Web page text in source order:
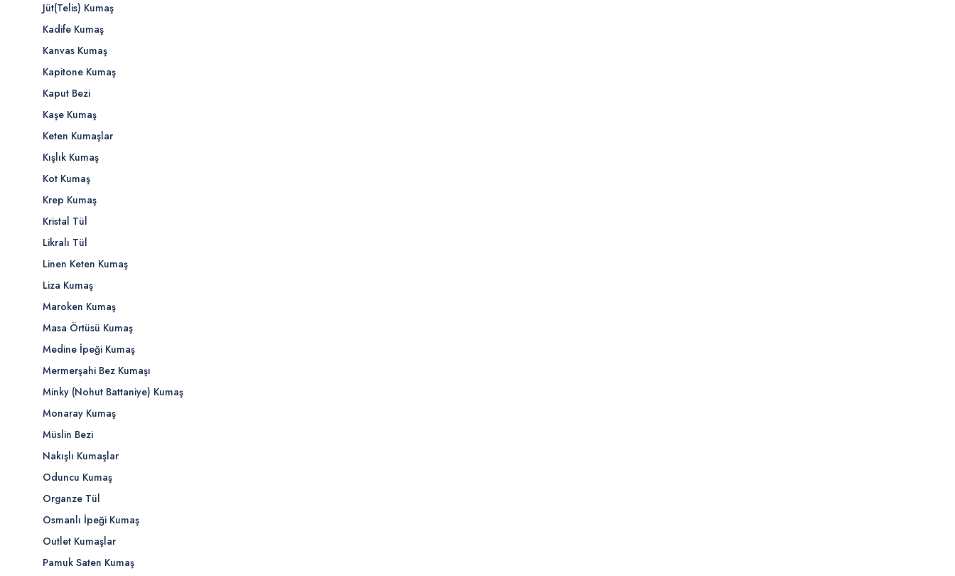
Jüt(Telis) Kumaş
Kadife Kumaş
Kanvas Kumaş
Kapitone Kumaş
Kaput Bezi
Kaşe Kumaş
Keten Kumaşlar
Kışlık Kumaş
Kot Kumaş
Krep Kumaş
Kristal Tül
Likralı Tül
Linen Keten Kumaş
Liza Kumaş
Maroken Kumaş
Masa Örtüsü Kumaş
Medine İpeği Kumaş
Mermerşahi Bez Kumaşı
Minky (Nohut Battaniye) Kumaş
Monaray Kumaş
Müslin Bezi
Nakışlı Kumaşlar
Oduncu Kumaş
Organze Tül
Osmanlı İpeği Kumaş
Outlet Kumaşlar
Pamuk Saten Kumaş